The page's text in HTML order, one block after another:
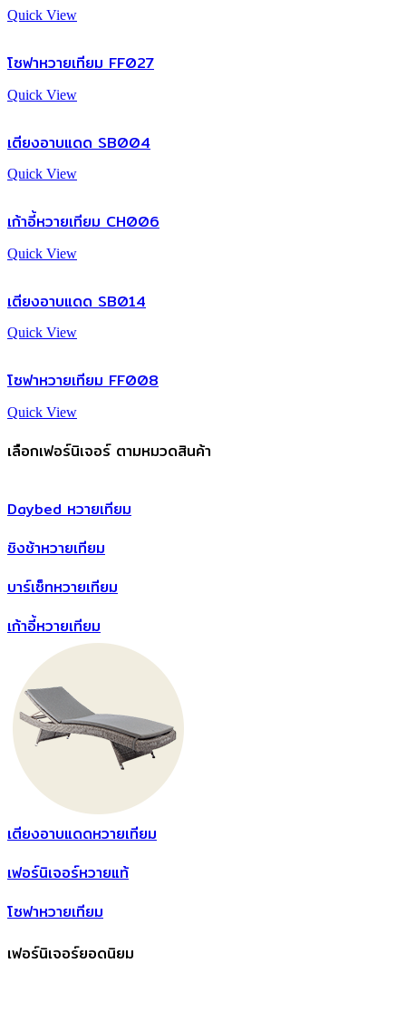
Quick View
โซฟาหวายเทียม FF027
Quick View
เตียงอาบแดด SB004
Quick View
เก้าอี้หวายเทียม CH006
Quick View
เตียงอาบแดด SB014
Quick View
โซฟาหวายเทียม FF008
Quick View
เลือกเฟอร์นิเจอร์ ตามหมวดสินค้า
Daybed หวายเทียม
ชิงช้าหวายเทียม
บาร์เซ็ทหวายเทียม
เก้าอี้หวายเทียม
เตียงอาบแดดหวายเทียม
เฟอร์นิเจอร์หวายแท้
โซฟาหวายเทียม
เฟอร์นิเจอร์ยอดนิยม